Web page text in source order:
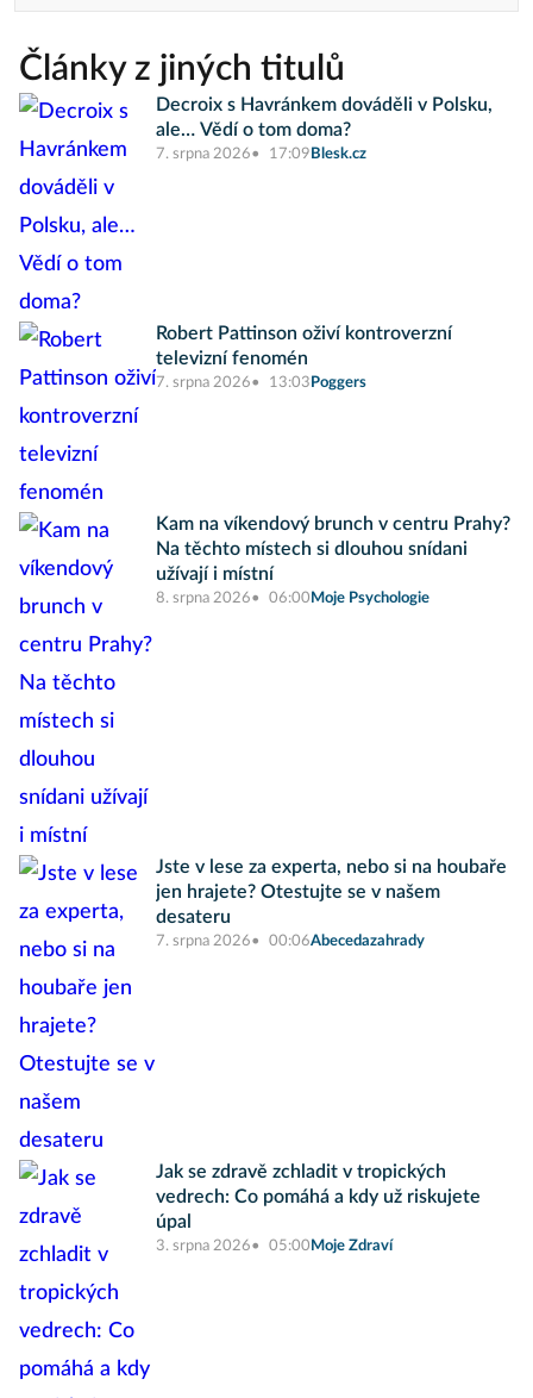
Články z jiných titulů
Decroix s Havránkem dováděli v Polsku,
ale… Vědí o tom doma?
7. srpna 2026 17:09 Blesk.cz
Robert Pattinson oživí kontroverzní
televizní fenomén
7. srpna 2026 13:03 Poggers
Kam na víkendový brunch v centru Prahy?
Na těchto místech si dlouhou snídani
užívají i místní
8. srpna 2026 06:00 Moje Psychologie
Jste v lese za experta, nebo si na houbaře
jen hrajete? Otestujte se v našem
desateru
7. srpna 2026 00:06Abecedazahrady
Jak se zdravě zchladit v tropických
vedrech: Co pomáhá a kdy už riskujete
úpal
3. srpna 2026 05:00 Moje Zdraví